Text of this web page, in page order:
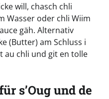
will, chasch chli
Wasser oder chli Wiim
gäh. Alternativ
(Butter) am Schluss i
au chli und git en tolle
s’Oug und de